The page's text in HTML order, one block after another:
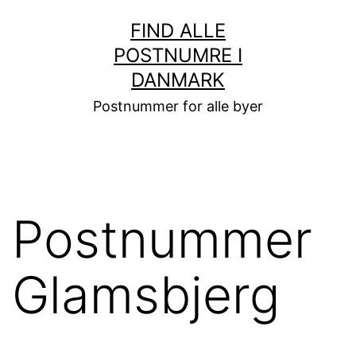
FIND ALLE
POSTNUMRE I
DANMARK
Postnummer for alle byer
Postnummer
Glamsbjerg